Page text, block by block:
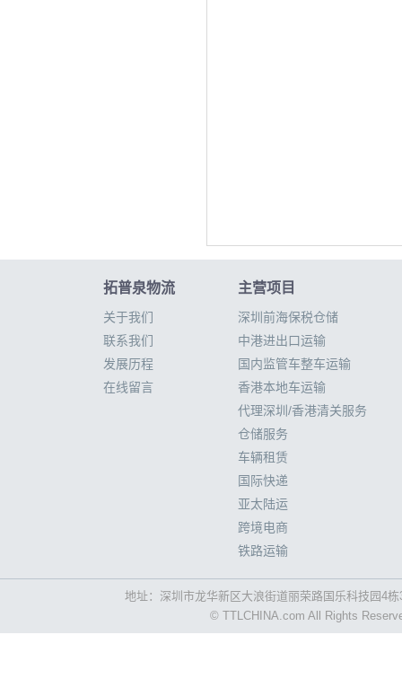
拓普泉物流
关于我们
联系我们
发展历程
在线留言
主营项目
深圳前海保税仓储
中港进出口运输
国内监管车整车运输
香港本地车运输
代理深圳/香港清关服务
仓储服务
车辆租赁
国际快递
亚太陆运
跨境电商
铁路运输
地址：深圳市龙华新区大浪街道丽荣路国乐科技园4栋
© TTLCHINA.com All Rights